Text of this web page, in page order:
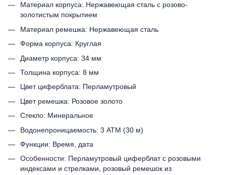
Материал корпуса: Нержавеющая сталь с розово-
золотистым покрытием
Материал ремешка: Нержавеющая сталь
Форма корпуса: Круглая
Диаметр корпуса: 34 мм
Толщина корпуса: 8 мм
Цвет циферблата: Перламутровый
Цвет ремешка: Розовое золото
Стекло: Минеральное
Водонепроницаемость: 3 ATM (30 м)
Функции: Время, дата
Особенности: Перламутровый циферблат с розовыми
индексами и стрелками, розовый ремешок из